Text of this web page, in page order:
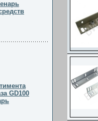
GD100